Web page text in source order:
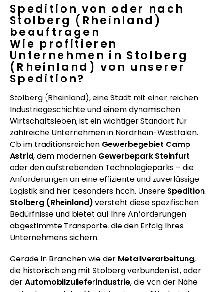
Spedition von oder nach
Stolberg (Rheinland)
beauftragen
Wie profitieren
Unternehmen in Stolberg
(Rheinland) von unserer
Spedition?
Stolberg (Rheinland), eine Stadt mit einer reichen
Industriegeschichte und einem dynamischen
Wirtschaftsleben, ist ein wichtiger Standort für
zahlreiche Unternehmen in Nordrhein-Westfalen.
Ob im traditionsreichen Gewerbegebiet Camp
Astrid, dem modernen Gewerbepark Steinfurt
oder den aufstrebenden Technologieparks – die
Anforderungen an eine effiziente und zuverlässige
Logistik sind hier besonders hoch. Unsere Spedition
Stolberg (Rheinland) versteht diese spezifischen
Bedürfnisse und bietet auf Ihre Anforderungen
abgestimmte Transporte, die den Erfolg Ihres
Unternehmens sichern.
Gerade in Branchen wie der Metallverarbeitung,
die historisch eng mit Stolberg verbunden ist, oder
derAutomobilzulieferindustrie, die von der Nähe